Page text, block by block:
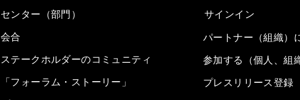
センター（部門）
会合
ステークホルダーのコミュニティ
「フォーラム・ストーリー」
サインイン
パートナー（組織）
参加する（個人、組
プレスリリース登録